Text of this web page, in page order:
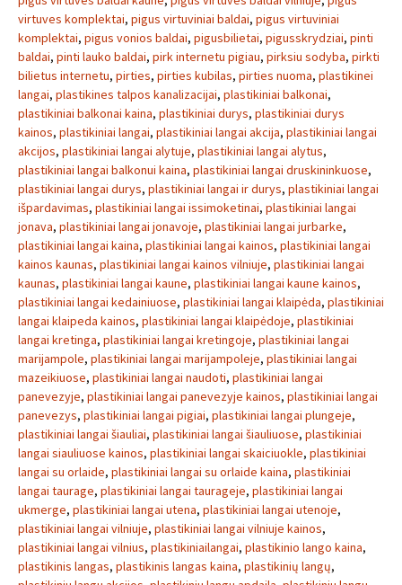
virtuves komplektai, pigus virtuviniai baldai, pigus virtuviniai
komplektai, pigus vonios baldai, pigusbilietai, pigusskrydziai, pinti
baldai, pinti lauko baldai, pirk internetu pigiau, pirksiu sodyba, pirkti
bilietus internetu, pirties, pirties kubilas, pirties nuoma, plastikinei
langai, plastikines talpos kanalizacijai, plastikiniai balkonai,
plastikiniai balkonai kaina, plastikiniai durys, plastikiniai durys
kainos, plastikiniai langai, plastikiniai langai akcija, plastikiniai langai
akcijos, plastikiniai langai alytuje, plastikiniai langai alytus,
plastikiniai langai balkonui kaina, plastikiniai langai druskininkuose,
plastikiniai langai durys, plastikiniai langai ir durys, plastikiniai langai
išpardavimas, plastikiniai langai issimoketinai, plastikiniai langai
jonava, plastikiniai langai jonavoje, plastikiniai langai jurbarke,
plastikiniai langai kaina, plastikiniai langai kainos, plastikiniai langai
kainos kaunas, plastikiniai langai kainos vilniuje, plastikiniai langai
kaunas, plastikiniai langai kaune, plastikiniai langai kaune kainos,
plastikiniai langai kedainiuose, plastikiniai langai klaipėda, plastikiniai
langai klaipeda kainos, plastikiniai langai klaipėdoje, plastikiniai
langai kretinga, plastikiniai langai kretingoje, plastikiniai langai
marijampole, plastikiniai langai marijampoleje, plastikiniai langai
mazeikiuose, plastikiniai langai naudoti, plastikiniai langai
panevezyje, plastikiniai langai panevezyje kainos, plastikiniai langai
panevezys, plastikiniai langai pigiai, plastikiniai langai plungeje,
plastikiniai langai šiauliai, plastikiniai langai šiauliuose, plastikiniai
langai siauliuose kainos, plastikiniai langai skaiciuokle, plastikiniai
langai su orlaide, plastikiniai langai su orlaide kaina, plastikiniai
langai taurage, plastikiniai langai taurageje, plastikiniai langai
ukmerge, plastikiniai langai utena, plastikiniai langai utenoje,
plastikiniai langai vilniuje, plastikiniai langai vilniuje kainos,
plastikiniai langai vilnius, plastikiniailangai, plastikinio lango kaina,
plastikinis langas, plastikinis langas kaina, plastikinių langų,